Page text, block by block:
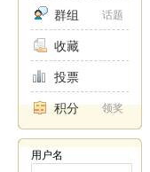
群组 话题
收藏
投票
积分 领奖
用户名